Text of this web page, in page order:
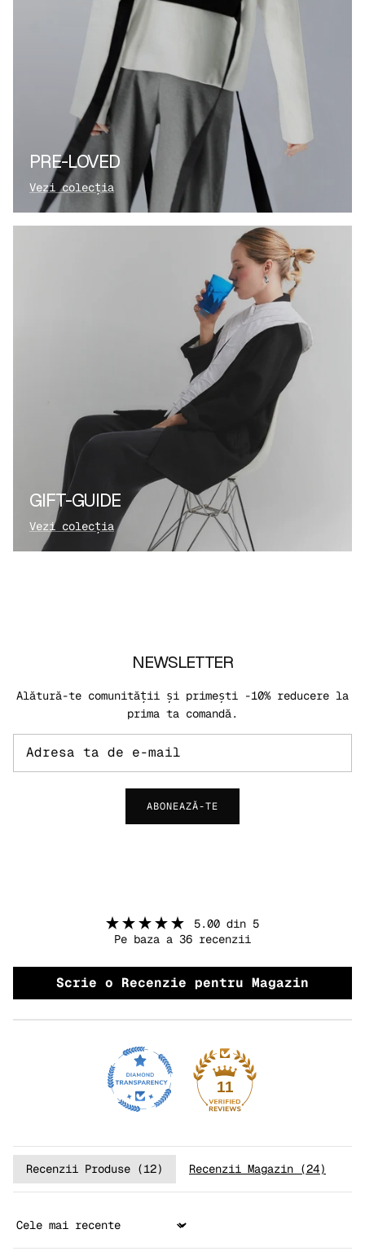
PRE-LOVED
Vezi colecția
GIFT-GUIDE
Vezi colecția
NEWSLETTER
Alătură-te comunității și primești -10% reducere la
prima ta comandă.
ABONEAZĂ-TE
5.00 din 5
Pe baza a 36 recenzii
Scrie o Recenzie pentru Magazin
11
Recenzii Produse (12) Recenzii Magazin (24)
Sort by